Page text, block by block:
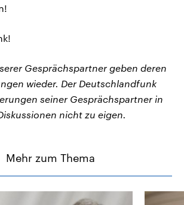
Gesprächspartner geben deren
wieder. Der Deutschlandfunk
seiner Gesprächspartner in
nicht zu eigen.
Mehr zum Thema